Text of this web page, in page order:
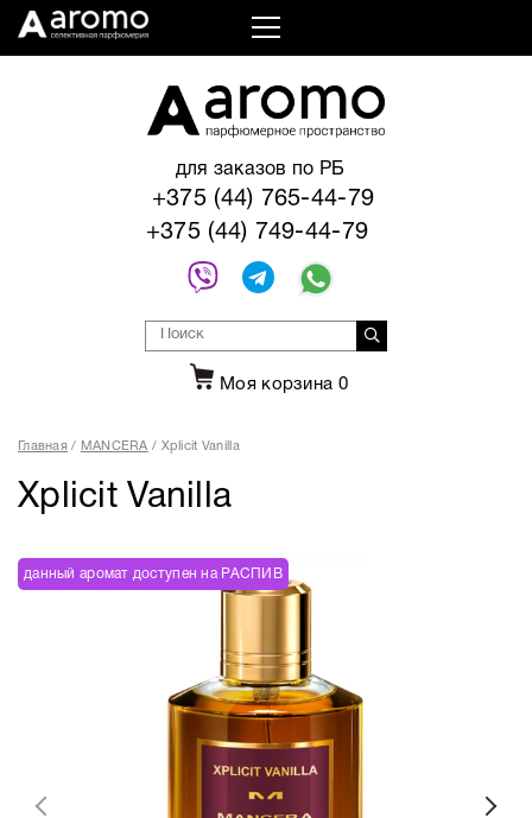
для заказов по РБ
+375 (44) 765-44-79
+375 (44) 749-44-79
Моя корзина 0
Главная MANCERA Xplicit Vanilla
Xplicit Vanilla
данный аромат доступен на РАСПИВ